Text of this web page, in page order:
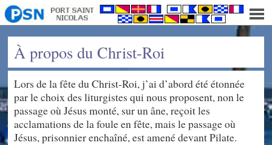
À propos du Christ-Roi
Lors de la fête du Christ-Roi, j’ai d’abord été étonnée
par le choix des liturgistes qui nous proposent, non le
passage où Jésus monté, sur un âne, reçoit les
acclamations de la foule en fête, mais le passage où
Jésus, prisonnier enchaîné, est amené devant Pilate.